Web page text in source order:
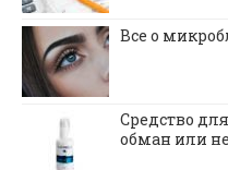
Все о
Средство
обман или